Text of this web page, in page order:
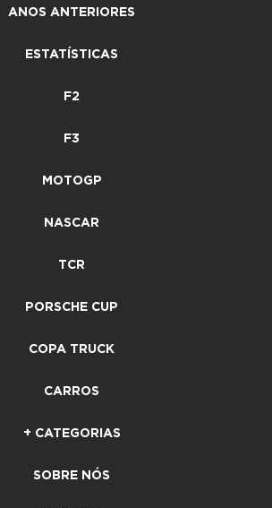
ANOS ANTERIORES
ESTATÍSTICAS
F2
F3
MOTOGP
NASCAR
TCR
PORSCHE CUP
COPA TRUCK
CARROS
+ CATEGORIAS
SOBRE NÓS